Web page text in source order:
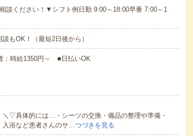
談ください！▼シフト例日勤 9:00～18:00早番 7:00～1
もOK！（最短2日後から）
：時給1350円～ ■日払いOK
＼▽具体的には…・シーツの交換・備品の整理や準備・
入浴など患者さんのサ…つづきを見る